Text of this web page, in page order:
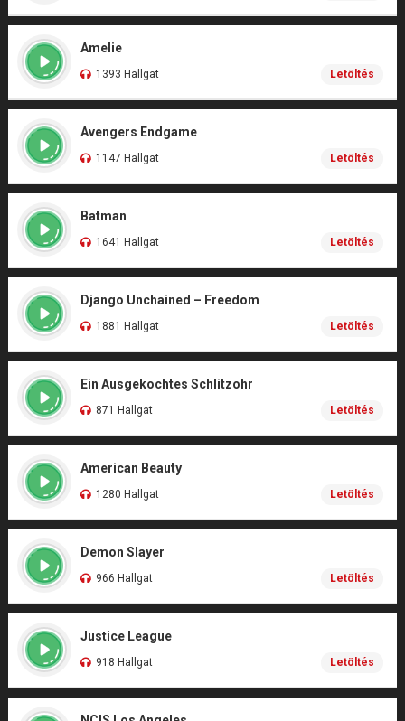
Amelie
1393 Hallgat Letöltés
Avengers Endgame
1147 Hallgat Letöltés
Batman
1641 Hallgat Letöltés
Django Unchained – Freedom
1881 Hallgat Letöltés
Ein Ausgekochtes Schlitzohr
871 Hallgat Letöltés
American Beauty
1280 Hallgat Letöltés
Demon Slayer
966 Hallgat Letöltés
Justice League
918 Hallgat Letöltés